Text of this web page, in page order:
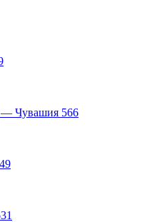
— Чувашия 566